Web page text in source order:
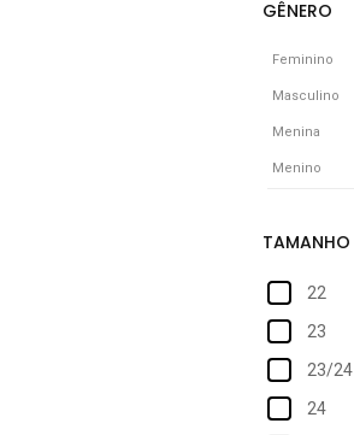
Feminino
Masculino
Menina
Menino
22
23
23/24
24